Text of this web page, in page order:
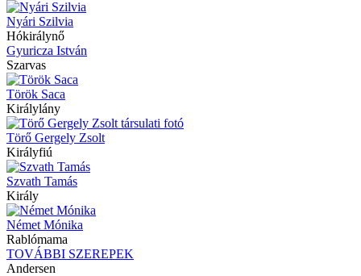
Nyári Szilvia
Hókirálynő
Gyuricza István
Szarvas
Török Saca
Királylány
Törő Gergely Zsolt
Királyfiú
Szvath Tamás
Király
Német Mónika
Rablómama
TOVÁBBI SZEREPEK
Andersen